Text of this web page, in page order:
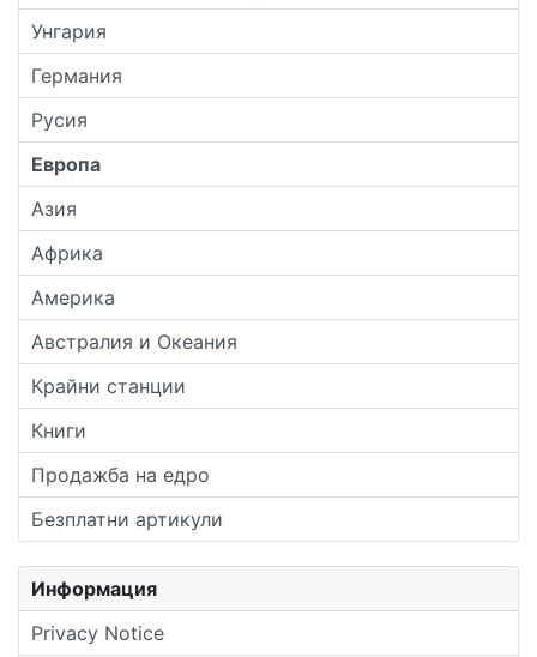
Унгария
Германия
Русия
Европа
Азия
Африка
Америка
Австралия и Океания
Крайни станции
Книги
Продажба на едро
Безплатни артикули
Информация
Privacy Notice